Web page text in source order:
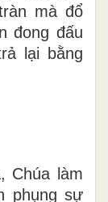
mà đổ
đong đấu
lại bằng
Chúa làm
phụng sự